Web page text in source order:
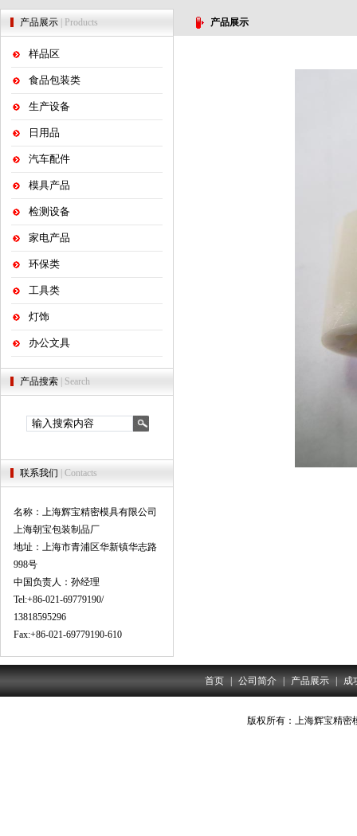
产品展示 | Products
样品区
食品包装类
生产设备
日用品
汽车配件
模具产品
检测设备
家电产品
环保类
工具类
灯饰
办公文具
产品搜索 | Search
联系我们 | Contacts
名称：上海辉宝精密模具有限公司
上海朝宝包装制品厂
地址：上海市青浦区华新镇华志路
998号
中国负责人：孙经理
Tel:+86-021-69779190/
13818595296
Fax:+86-021-69779190-610
产品展示
首页 公司简介 产品展示 成
版权所有：上海辉宝精密